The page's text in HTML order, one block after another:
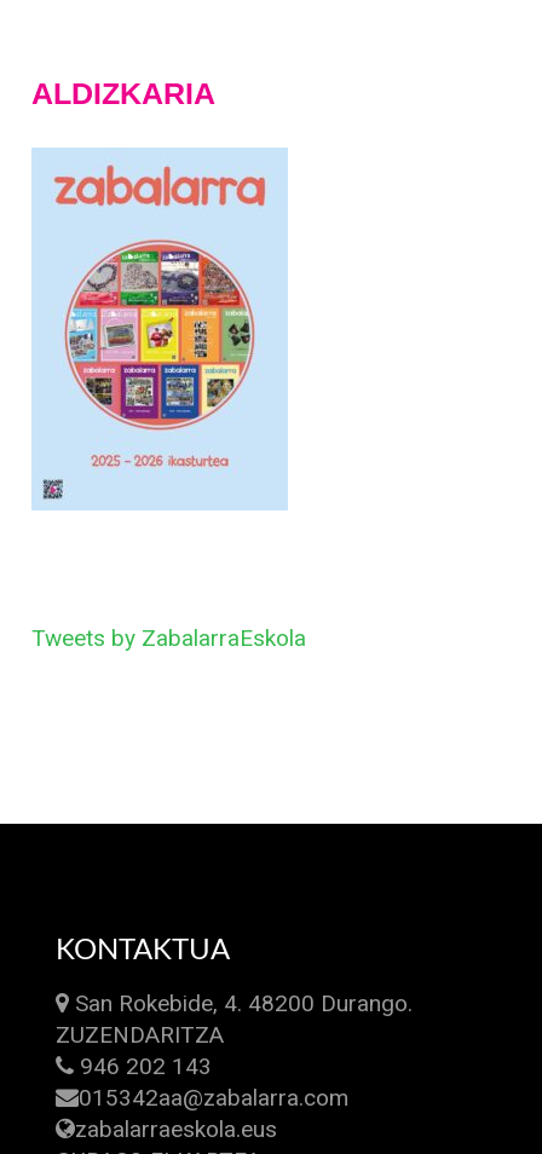
ALDIZKARIA
Tweets by ZabalarraEskola
KONTAKTUA
San Rokebide, 4. 48200 Durango.
ZUZENDARITZA
946 202 143
015342aa@zabalarra.com
zabalarraeskola.eus